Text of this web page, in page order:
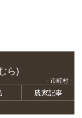
ら)
- 市町村 -
農家記事